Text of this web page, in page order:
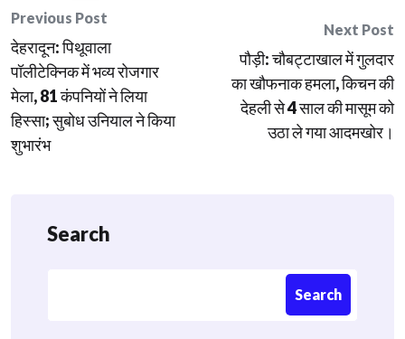
Post
navigation
Previous Post
देहरादून: पिथूवाला
पॉलीटेक्निक में भव्य रोजगार
मेला, 81 कंपनियों ने लिया
हिस्सा; सुबोध उनियाल ने किया
शुभारंभ
Next Post
पौड़ी: चौबट्टाखाल में गुलदार
का खौफनाक हमला, किचन की
देहली से 4 साल की मासूम को
उठा ले गया आदमखोर।
Search
Search